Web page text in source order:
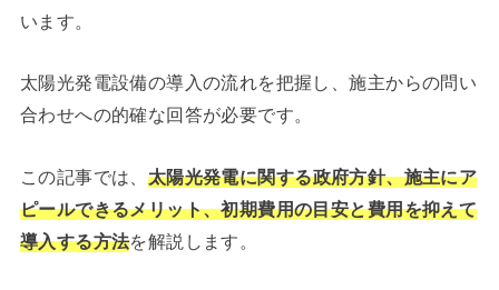
います。
太陽光発電設備の導入の流れを把握し、施主からの問い
合わせへの的確な回答が必要です。
この記事では、 太陽光発電に関する政府方針、施主にア
ピールできるメリット、初期費用の目安と費用を抑えて
導入する方法を解説します。